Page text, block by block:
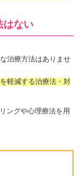
はない
治療方法はありませ
軽減する治療法・対
ングや心理療法を用